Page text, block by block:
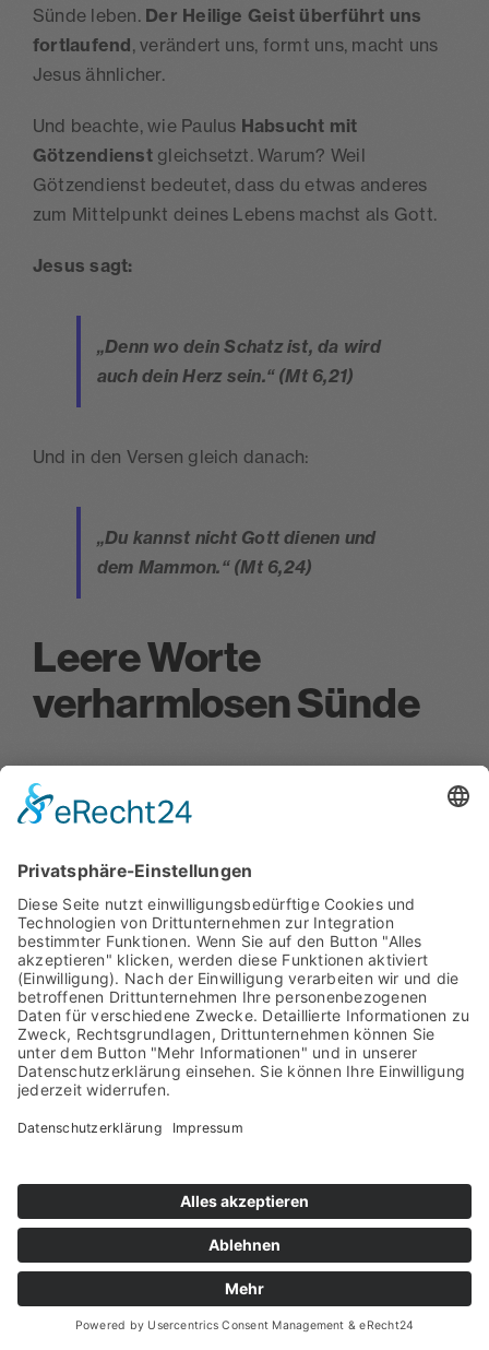
Sünde leben. Der Heilige Geist überführt uns
fortlaufend, verändert uns, formt uns, macht uns
Jesus ähnlicher.
Und beachte, wie Paulus Habsucht mit
Götzendienstgleichsetzt. Warum? Weil
Götzendienst bedeutet, dass du etwas anderes
zum Mittelpunkt deines Lebens machst als Gott.
Jesus sagt:
„Denn wo dein Schatz ist, da wird
auch dein Herz sein.“ (Mt 6,21)
Und in den Versen gleich danach:
„Du kannst nicht Gott dienen und
dem Mammon.“ (Mt 6,24)
Leere Worte
verharmlosen Sünde
Weiter in Epheser 5,6:
“Lasst euch von niemand mit
leeren Worten verführen! Denn um
dieser Dinge willen kommt der
Zorn Gottes über die Söhne des
Ungehorsams.” (Eph 5,6)
Die Menschen aus der Gemeinde in Ephesus
ganz normal und harmlos galt, an
für die Göttin Artemis teilzunehmen. Aber Paulus
warnt hier ernstlich: Lass dich nicht verführen von
leeren Worten – Worten, die behaupten: „Unzucht,
Unreinheit und Habsucht – das ist doch alles nicht
so schlimm.“